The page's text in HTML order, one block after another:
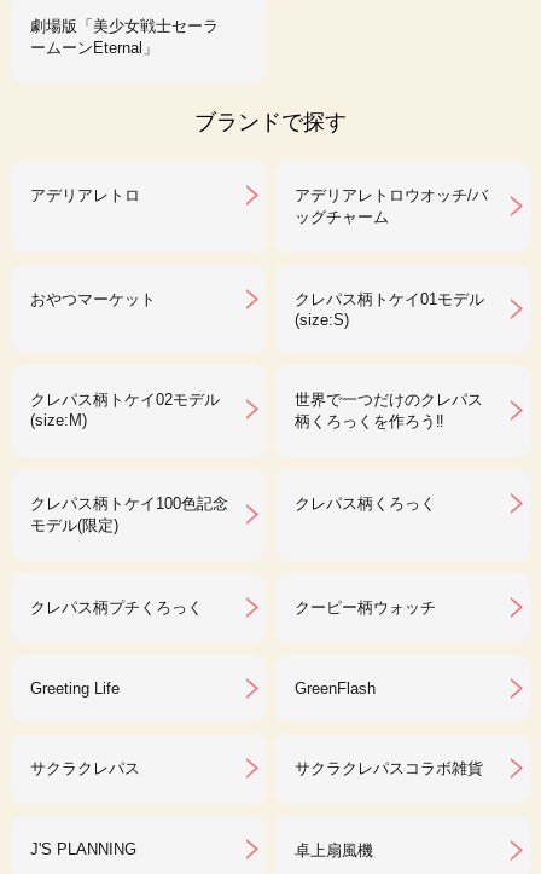
劇場版「美少女戦士セーラ
ームーンEternal」
ブランドで探す
アデリアレトロ
アデリアレトロウオッチ/バ
ッグチャーム
おやつマーケット
クレパス柄トケイ01モデル
(size:S)
クレパス柄トケイ02モデル
(size:M)
世界で一つだけのクレパス
柄くろっくを作ろう‼︎
クレパス柄トケイ100色記念
モデル(限定)
クレパス柄くろっく
クレパス柄プチくろっく クーピー柄ウォッチ
Greeting Life GreenFlash
サクラクレパス サクラクレパスコラボ雑貨
J'S PLANNING 卓上扇風機